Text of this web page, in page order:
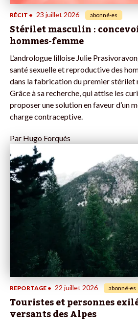
RÉCIT • 23 juillet 2026 abonné·es
Stérilet masculin :
hommes-femme
L’andrologue lilloise Julie
santé sexuelle et reproductive des
dans la fabrication du premier stérilet
Grâce à sa recherche, qui attise les
proposer une solution en faveur d’un
charge contraceptive.
Par Hugo Forquès
REPORTAGE • 22 juillet 2026 abonné·es
Touristes et personnes
versants des Alpes